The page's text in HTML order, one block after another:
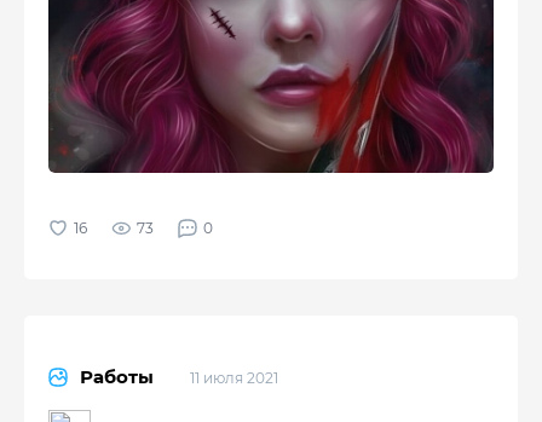
73 0
Работы 11 июля 2021